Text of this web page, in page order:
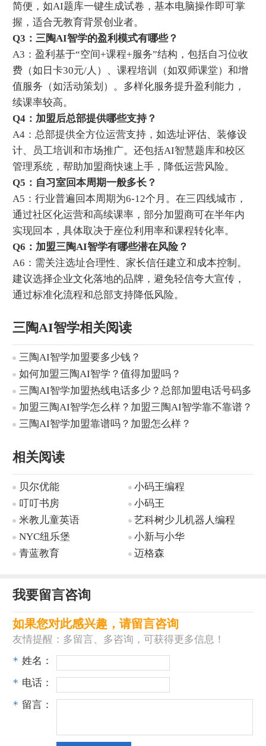
简便，如AI题库一键生成试卷，基本电脑操作即可掌
握，适合无教育背景创业者。
‌Q3：三陶AI智学的盈利模式有哪些？‌
A3：盈利基于“空间+课程+服务”结构，包括自习位收
费（如日卡30元/人）、课程培训（如双师课堂）和增
值服务（如活动策划）。多样化服务提升盈利能力，
续课率较高。
‌Q4：加盟后总部提供哪些支持？‌
A4：总部提供全方位运营支持，如选址评估、装修设
计、员工培训和市场推广。还包括AI智慧题库和校区
管理系统，帮助加盟商快速上手，降低运营风险。
‌Q5：自习室回本周期一般多长？‌
A5：行业普遍回本周期为6-12个月。在三四线城市，
通过社区化运营和高续课率，部分加盟商可在半年内
实现回本，具体取决于座位利用率和课程转化率。
‌Q6：加盟三陶AI智学有哪些潜在风险？‌
A6：需关注选址合理性、家长信任建立和成本控制。
建议选择企业文化落地的品牌，避免轻信夸大宣传，
通过标准化流程和总部支持降低风险。
三陶AI智学相关阅读
三陶AI智学加盟要多少钱？
如何加盟三陶AI智学？值得加盟吗？
三陶AI智学加盟热线电话多少？总部加盟电话号码多
少？
加盟三陶AI智学怎么样？加盟三陶AI智学靠不靠谱？
三陶AI智学加盟靠谱吗？加盟怎么样？
相关阅读
贝尔优能
小码王编程
叮叮书房
小码王
米教儿童英语
艺科树少儿机器人编程
NYC纽乐堡
小新与小华
青蓝教育
迈格森
我要留言咨询
如果您对此感兴趣，请留言咨询
友情提醒：多留言、多咨询，可获得更多信息！
* 姓名：
* 电话：
* 留言：